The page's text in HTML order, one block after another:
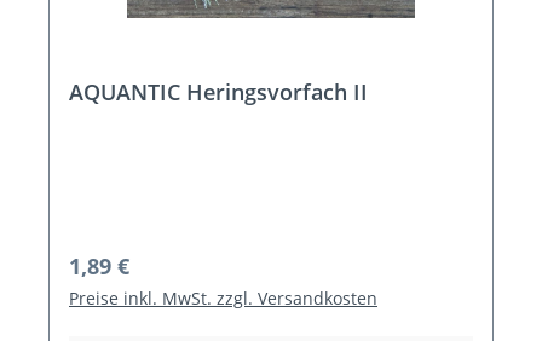
AQUANTIC Heringsvorfach II
Regulärer Preis:
1,89 €
Preise inkl. MwSt. zzgl. Versandkosten